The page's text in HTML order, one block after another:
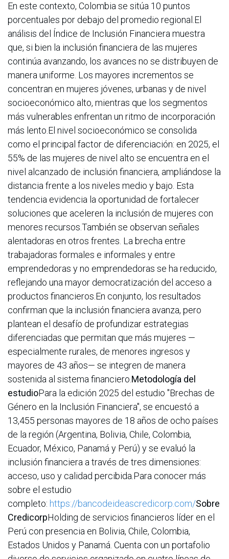
En este contexto, Colombia se sitúa 10 puntos
porcentuales por debajo del promedio regional.El
análisis del Índice de Inclusión Financiera muestra
que, si bien la inclusión financiera de las mujeres
continúa avanzando, los avances no se distribuyen de
manera uniforme. Los mayores incrementos se
concentran en mujeres jóvenes, urbanas y de nivel
socioeconómico alto, mientras que los segmentos
más vulnerables enfrentan un ritmo de incorporación
más lento.El nivel socioeconómico se consolida
como el principal factor de diferenciación: en 2025, el
55% de las mujeres de nivel alto se encuentra en el
nivel alcanzado de inclusión financiera, ampliándose la
distancia frente a los niveles medio y bajo. Esta
tendencia evidencia la oportunidad de fortalecer
soluciones que aceleren la inclusión de mujeres con
menores recursos.También se observan señales
alentadoras en otros frentes. La brecha entre
trabajadoras formales e informales y entre
emprendedoras y no emprendedoras se ha reducido,
reflejando una mayor democratización del acceso a
productos financieros.En conjunto, los resultados
confirman que la inclusión financiera avanza, pero
plantean el desafío de profundizar estrategias
diferenciadas que permitan que más mujeres —
especialmente rurales, de menores ingresos y
mayores de 43 años— se integren de manera
sostenida al sistema financiero.Metodología del
estudioPara la edición 2025 del estudio "Brechas de
Género en la Inclusión Financiera", se encuestó a
13,455 personas mayores de 18 años de ocho países
de la región (Argentina, Bolivia, Chile, Colombia,
Ecuador, México, Panamá y Perú) y se evaluó la
inclusión financiera a través de tres dimensiones:
acceso, uso y calidad percibida.Para conocer más
sobre el estudio
completo: https://bancodeideascredicorp.com/Sobre
CredicorpHolding de servicios financieros líder en el
Perú con presencia en Bolivia, Chile, Colombia,
Estados Unidos y Panamá. Cuenta con un portafolio